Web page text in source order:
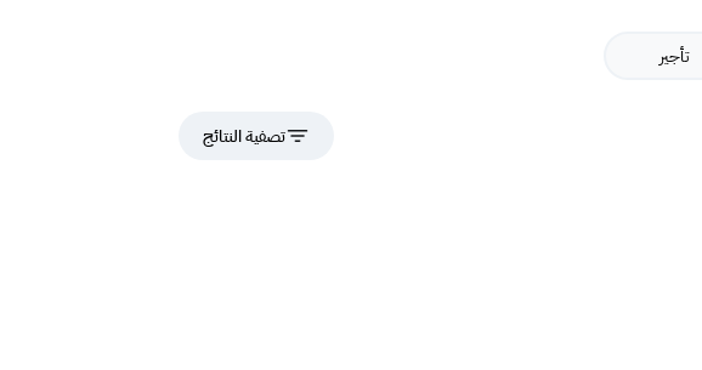
تأجير
تصفية النتائج